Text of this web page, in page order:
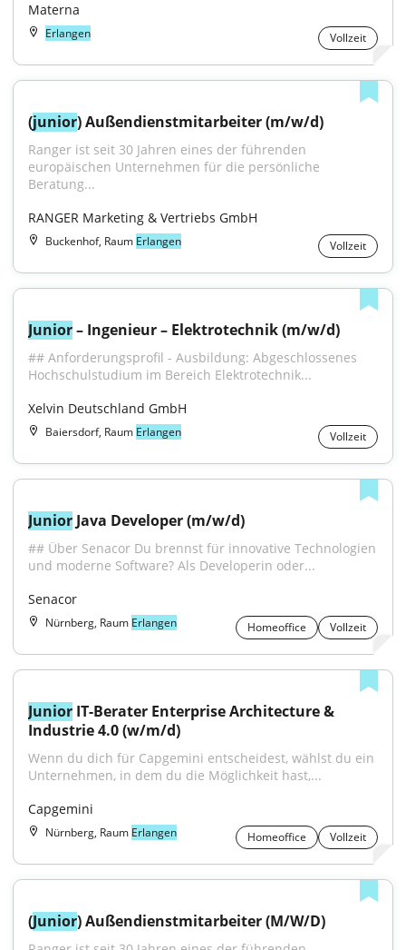
Materna
Erlangen Vollzeit
(junior) Außendienstmitarbeiter (m/w/d)
Ranger ist seit 30 Jahren eines der führenden
europäischen Unternehmen für die persönliche
Beratung...
RANGER Marketing & Vertriebs GmbH
Buckenhof, Raum Erlangen Vollzeit
Junior – Ingenieur – Elektrotechnik (m/w/d)
## Anforderungsprofil - Ausbildung: Abgeschlossenes
Hochschulstudium im Bereich Elektrotechnik...
Xelvin Deutschland GmbH
Baiersdorf, Raum Erlangen Vollzeit
Junior Java Developer (m/w/d)
## Über Senacor Du brennst für innovative Technologien
und moderne Software? Als Developerin oder...
Senacor
Nürnberg, Raum Erlangen Homeoffice Vollzeit
Junior IT-Berater Enterprise Architecture &
Industrie 4.0 (w/m/d)
Wenn du dich für Capgemini entscheidest, wählst du ein
Unternehmen, in dem du die Möglichkeit hast,...
Capgemini
Nürnberg, Raum Erlangen Homeoffice Vollzeit
(Junior) Außendienstmitarbeiter (M/W/D)